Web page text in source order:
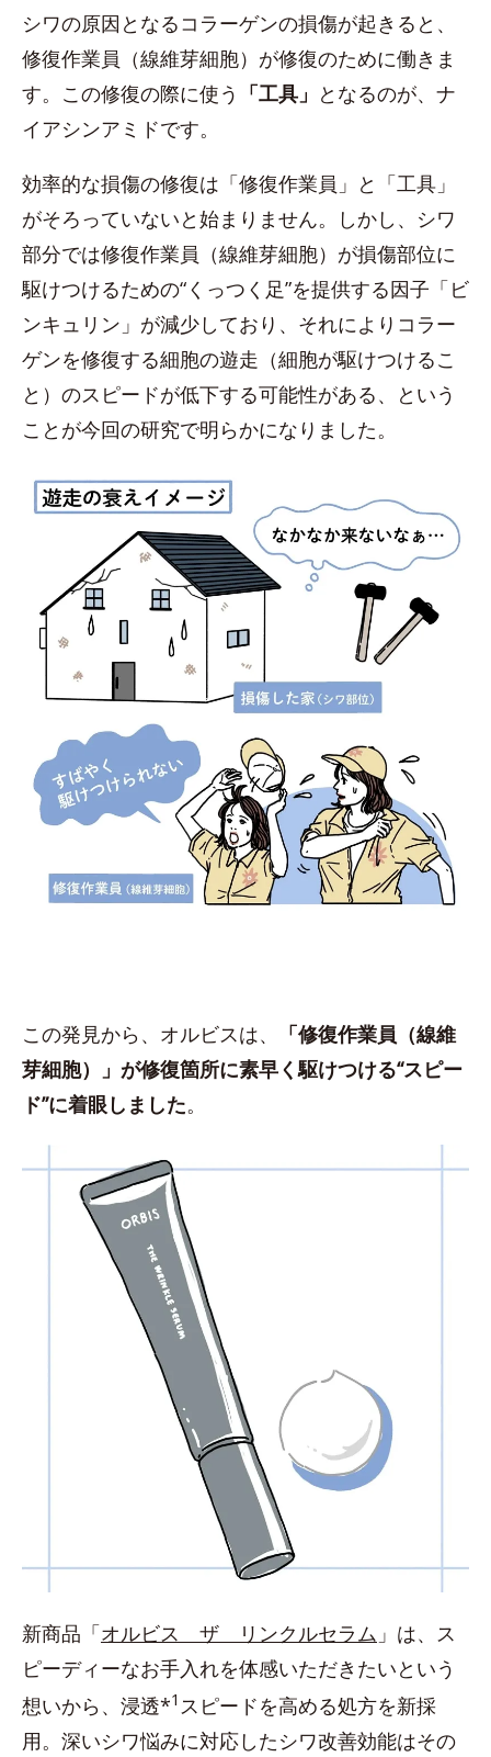
シワの原因となるコラーゲンの損傷が起きると、
修復作業員（線維芽細胞）が修復のために働きま
す。この修復の際に使う 「工具」 となるのが、ナ
イアシンアミドです。
効率的な損傷の修復は「修復作業員」と「工具」
がそろっていないと始まりません。しかし、シワ
部分では修復作業員（線維芽細胞）が損傷部位に
駆けつけるための“くっつく足”を提供する因子「ビ
ンキュリン」が減少しており、それによりコラー
ゲンを修復する細胞の遊走（細胞が駆けつけるこ
と）のスピードが低下する可能性がある、という
ことが今回の研究で明らかになりました。
この発見から、オルビスは、
「修復作業員（線維
芽細胞）」が修復箇所に素早く駆けつける“スピー
ド”に着眼しました。
新商品「オルビス ザ リンクルセラム 」は、ス
ピーディーなお手入れを体感いただきたいという
想いから、浸透*1 スピードを高める処方を新採
用。深いシワ悩みに対応したシワ改善効能はその